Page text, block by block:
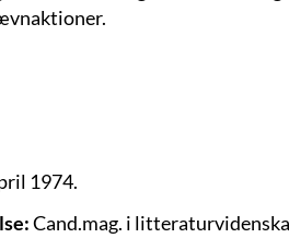
1974.
Cand.mag. i